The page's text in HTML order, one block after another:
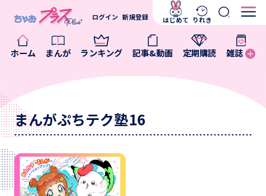
ホーム まんが ランキング 記事&動画 定期購読 雑誌
ログイン 新規登録 はじめて りれき
まんがぷちテク塾16